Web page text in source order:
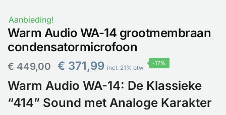
Aanbieding!
Warm Audio WA-14 grootmembraan
condensatormicrofoon
€449,00 € 371,99 incl. 21% btw
-17%
Warm Audio WA-14: De Klassieke
“414” Sound met Analoge Karakter